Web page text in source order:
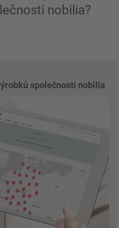
nobilia?
společnosti nobilia